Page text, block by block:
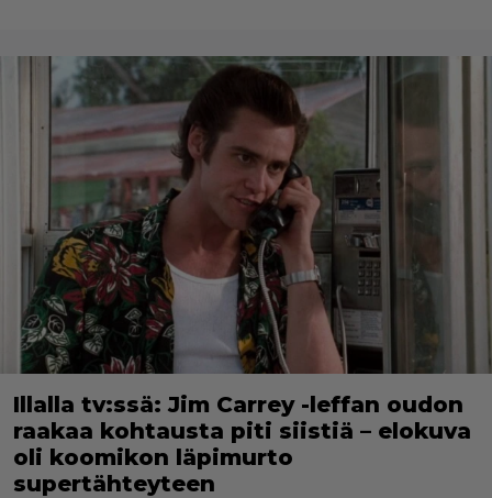
Illalla tv:ssä: Jim Carrey -leffan oudon
raakaa kohtausta piti siistiä – elokuva
oli koomikon läpimurto
supertähteyteen